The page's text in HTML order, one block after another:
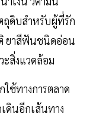
ถุดิบสำหรับผู้ที่รัก
ยาสีฟันชนิดอ่อน
สิ่งแวดล้อม
ช้ทางการตลาด
ดินอีกเส้นทาง